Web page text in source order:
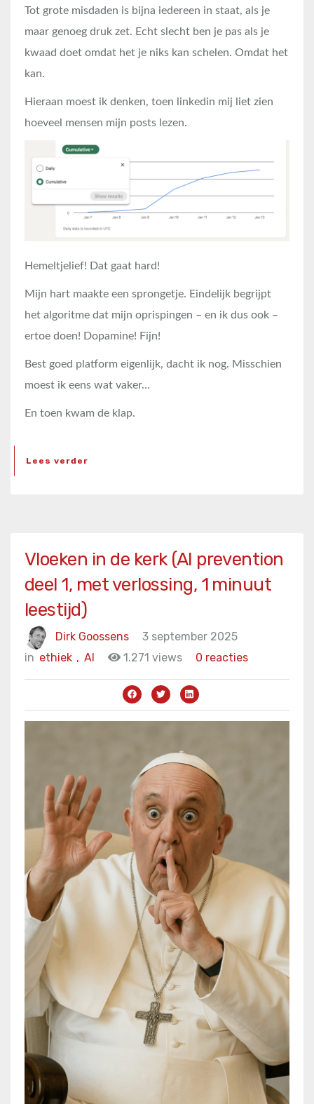
Tot grote misdaden is bijna iedereen in staat, als je
maar genoeg druk zet. Echt slecht ben je pas als je
kwaad doet omdat het je niks kan schelen. Omdat het
kan.
Hieraan moest ik denken, toen linkedin mij liet zien
hoeveel mensen mijn posts lezen.
Hemeltjelief! Dat gaat hard!
Mijn hart maakte een sprongetje. Eindelijk begrijpt
het algoritme dat mijn oprispingen – en ik dus ook –
ertoe doen! Dopamine! Fijn!
Best goed platform eigenlijk, dacht ik nog. Misschien
moest ik eens wat vaker…
En toen kwam de klap.
Lees verder
Vloeken in de kerk (AI prevention
deel 1, met verlossing, 1 minuut
leestijd)
Dirk Goossens
3 september 2025
in
AI
ethiek , 1.271 views 0 reacties